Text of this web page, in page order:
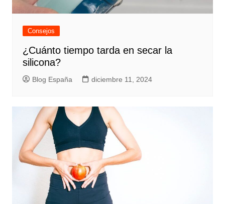
Consejos
¿Cuánto tiempo tarda en secar la
silicona?
Blog España diciembre 11, 2024